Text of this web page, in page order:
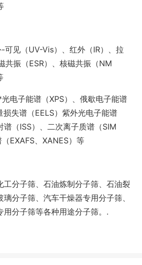
可见（UV-Vis）、红外（IR）、拉
共振（ESR）、核磁共振（NM
电子能谱（XPS）、俄歇电子能谱
损失谱（EELS）紫外光电子能谱
谱（ISS）、二次离子质谱（SIM
EXAFS、XANES）等
工分子筛、石油炼制分子筛、石油裂
分子筛、汽车干燥器专用分子筛、
分子筛等各种用途分子筛。.